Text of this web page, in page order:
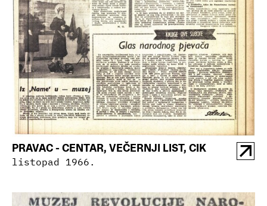
PRAVAC - CENTAR, VEČERNJI LIST, CIK
listopad 1966.